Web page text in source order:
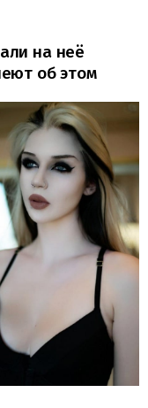
на неё
об этом